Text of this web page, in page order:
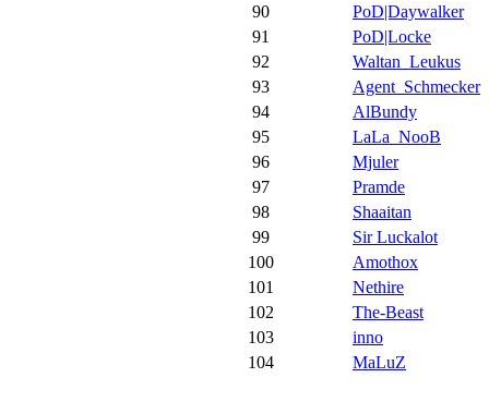
90
PoD|Daywalker
91
PoD|Locke
92
Waltan_Leukus
93
Agent_Schmecker
94
AlBundy
95
LaLa_NooB
96
Mjuler
97
Pramde
98
Shaaitan
99
Sir Luckalot
100
Amothox
101
Nethire
102
The-Beast
103
inno
104
MaLuZ